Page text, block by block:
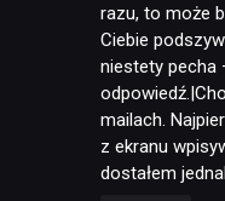
razu, to może
Ciebie
niestety pecha
mailach.
z ekranu
dostałem